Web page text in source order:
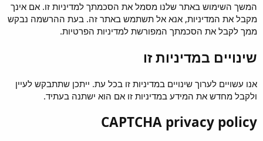
המשך השימוש באתר שלנו מסמל את הסכמתך למדיניות זו. אם אינך
מקבל את המדיניות, אנא אל תשתמש באתר זה. בעת ההרשמה נבקש
ממך לקבל את הסכמתך המפורשת למדיניות הפרטיות.
שינויים במדיניות זו
אנו עשויים לערוך שינויים במדיניות זו בכל עת. ייתכן שתתבקש לעיין
ולקבל מחדש את המידע במדיניות זו אם הוא ישתנה בעתיד.
CAPTCHA privacy policy